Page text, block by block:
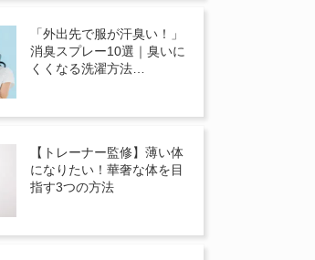
「外出先で服が汗臭い！」
消臭スプレー10選｜臭いに
くくなる洗濯方法…
【トレーナー監修】薄い体
になりたい！華奢な体を目
指す3つの方法